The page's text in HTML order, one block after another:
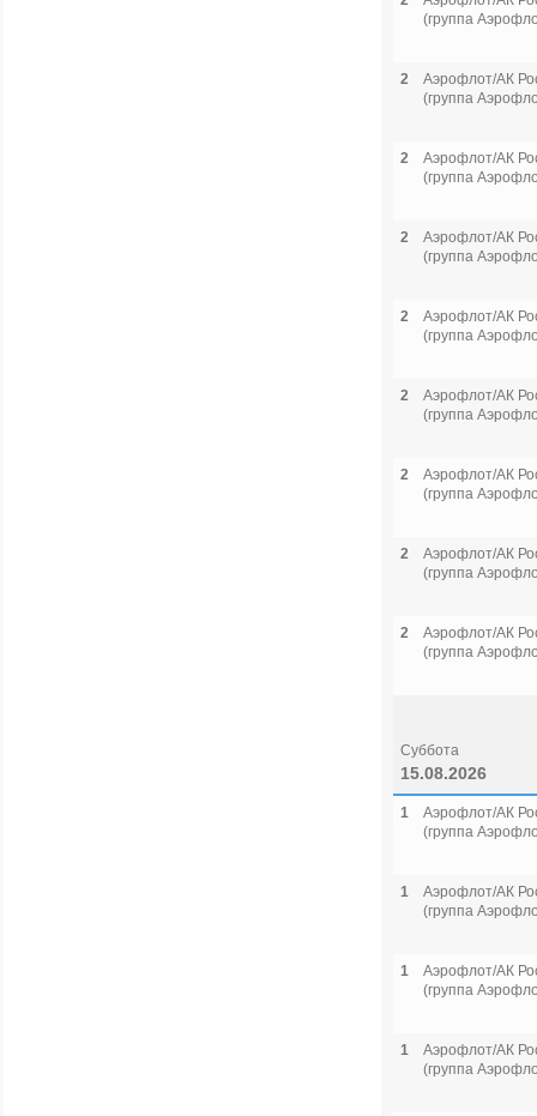
(группа
2
Аэрофлот/АК
(группа
2
Аэрофлот/АК
(группа
2
Аэрофлот/АК
(группа
2
Аэрофлот/АК
(группа
2
Аэрофлот/АК
(группа
2
Аэрофлот/АК
(группа
2
Аэрофлот/АК
(группа
2
Аэрофлот/АК
(группа
Суббота
15.08.2026
1
Аэрофлот/АК
(группа
1
Аэрофлот/АК
(группа
1
Аэрофлот/АК
(группа
1
Аэрофлот/АК
(группа